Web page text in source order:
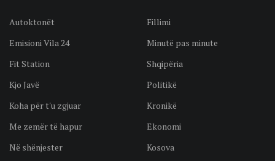
Autoktonët
Emisioni Vila 24
Fit Station
Kjo Javë
Koha për t'u zgjuar
Me zemër të hapur
Në shënjester
Fillimi
Minutë pas minute
Shqipëria
Politikë
Kronikë
Ekonomi
Kosova